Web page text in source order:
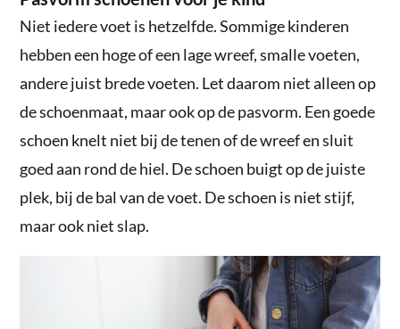
Niet iedere voet is hetzelfde. Sommige kinderen
hebben een hoge of een lage wreef, smalle voeten,
andere juist brede voeten. Let daarom niet alleen op
de schoenmaat, maar ook op de pasvorm. Een goede
schoen knelt niet bij de tenen of de wreef en sluit
goed aan rond de hiel. De schoen buigt op de juiste
plek, bij de bal van de voet. De schoen is niet stijf,
maar ook niet slap.